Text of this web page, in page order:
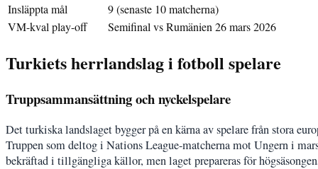
Insläppta mål
9 (senaste 10 matcherna)
VM-kval play-off
Semifinal vs Rumänien 26 mars 2026
Turkiets herrlandslag i fotboll spelare
Truppsammansättning och nyckelspelare
Det turkiska landslaget bygger på en kärna av spelare från stora
Truppen som deltog i Nations League-matcherna mot Ungern i
bekräftad i tillgängliga källor, men laget prepareras för